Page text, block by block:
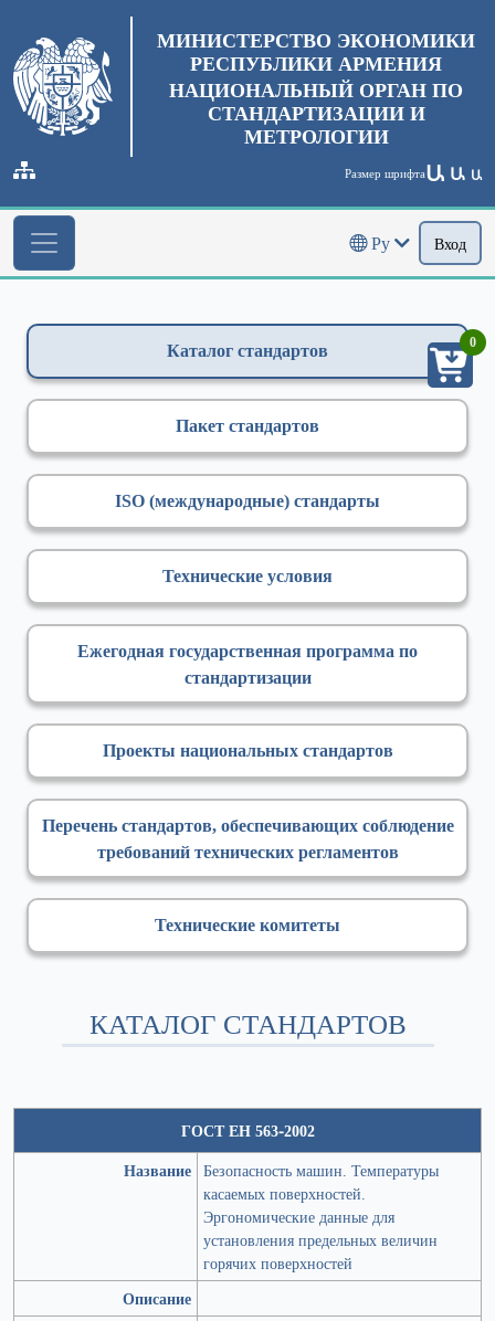
МИНИСТЕРСТВО ЭКОНОМИКИ
РЕСПУБЛИКИ АРМЕНИЯ
НАЦИОНАЛЬНЫЙ ОРГАН ПО
СТАНДАРТИЗАЦИИ И
МЕТРОЛОГИИ
Размер шрифтаԱ Ա Ա
Ру Вход
Каталог стандартов
Пакет стандартов
ISO (международные) стандарты
Технические условия
Ежегодная государственная программа по
стандартизации
Проекты национальных стандартов
Перечень стандартов, обеспечивающих соблюдение
требований технических регламентов
Технические комитеты
КАТАЛОГ СТАНДАРТОВ
ГОСТ ЕН 563-2002
Название Безопасность машин. Температуры
касаемых поверхностей.
Эргономические данные для
установления предельных величин
горячих поверхностей
Описание
0